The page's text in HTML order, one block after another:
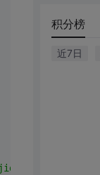
积分榜
近7日